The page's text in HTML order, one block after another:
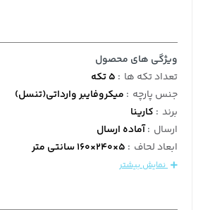
ویژگی های محصول
تعداد تکه ها : 5 تکه
جنس پارچه : میکروفایبر وارداتی(تنسل)
برند : کارینا
ارسال :آماده ارسال
ابعاد لحاف : 5×240×160 سانتی متر
نمایش بیشتر